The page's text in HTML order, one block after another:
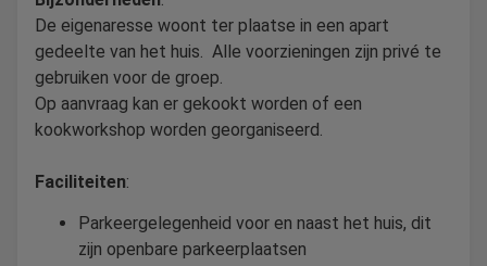
De eigenaresse woont ter plaatse in een apart
gedeelte van het huis. Alle voorzieningen zijn privé te
gebruiken voor de groep.
Op aanvraag kan er gekookt worden of een
kookworkshop worden georganiseerd.
Faciliteiten:
Parkeergelegenheid voor en naast het huis, dit
zijn openbare parkeerplaatsen